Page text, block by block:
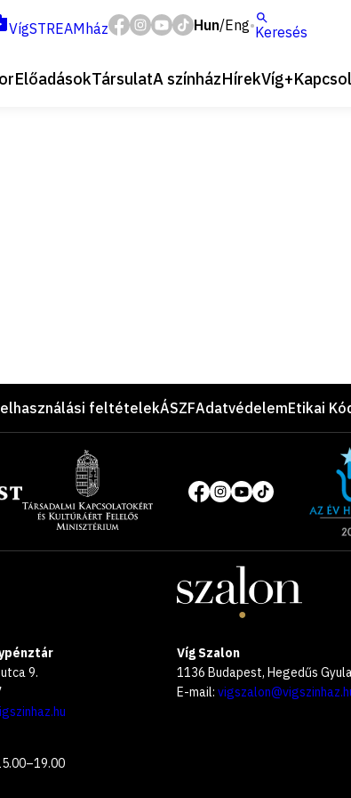
VígSTREAMház Hun/Eng Keresés
ElőadásokTársulatA színházHírekVíg+
feltételekÁSZFAdatvédelemEtikai
Közösségi
média
the
9.
Víg Szalon
1136 Budapest, Hegedűs
E-mail: